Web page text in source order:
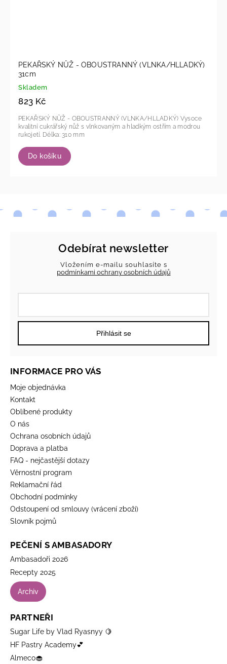
PEKAŘSKÝ NŮŽ - OBOUSTRANNÝ (VLNKA/HLLADKÝ)
31cm
Skladem
823 Kč
Do košíku
PEKAŘSKÝ NŮŽ - OBOUSTRANNÝ (VLNKA/HLLADKÝ) Vysoce
kvalitní cukrářský nůž s vlnkovaným a hladkým ostřím a modrou
Odebírat newsletter
Vložením e-mailu souhlasíte s
podmínkami ochrany osobních údajů
Přihlásit se
INFORMACE PRO VÁS
Moje objednávka
Kontakt
Oblíbené produkty
O nás
Ochrana osobních údajů
Doprava a platba
FAQ - nejčastější dotazy
Věrnostní program
Reklamační řád
Obchodní podmínky
Odstoupení od smlouvy (vrácení zboží)
Slovník pojmů
PEČENÍ S AMBASADORY
Ambasadoři 2026
Recepty 2025
Archiv
PARTNEŘI
Sugar Life by Vlad Ryasnyy 🍋
HF Pastry Academy💕
Almeco🧁